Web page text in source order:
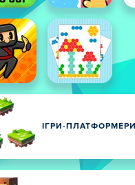
ІГРИ-ПЛАТФОРМЕРИ